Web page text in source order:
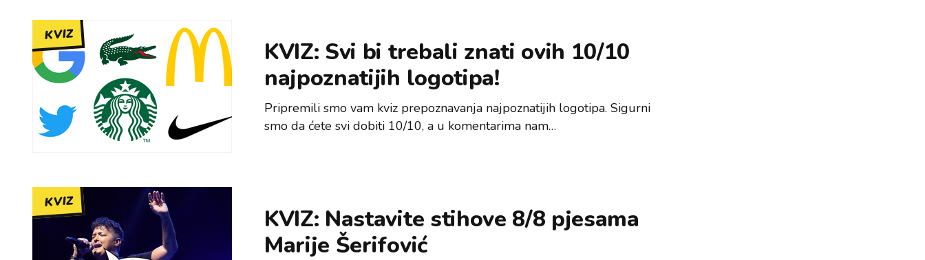
KVIZ
KVIZ: Svi bi trebali znati ovih 10/10
najpoznatijih logotipa!
Pripremili smo vam kviz prepoznavanja najpoznatijih logotipa. Sigurni
smo da ćete svi dobiti 10/10, a u komentarima nam…
KVIZ
KVIZ: Nastavite stihove 8/8 pjesama
Marije Šerifović